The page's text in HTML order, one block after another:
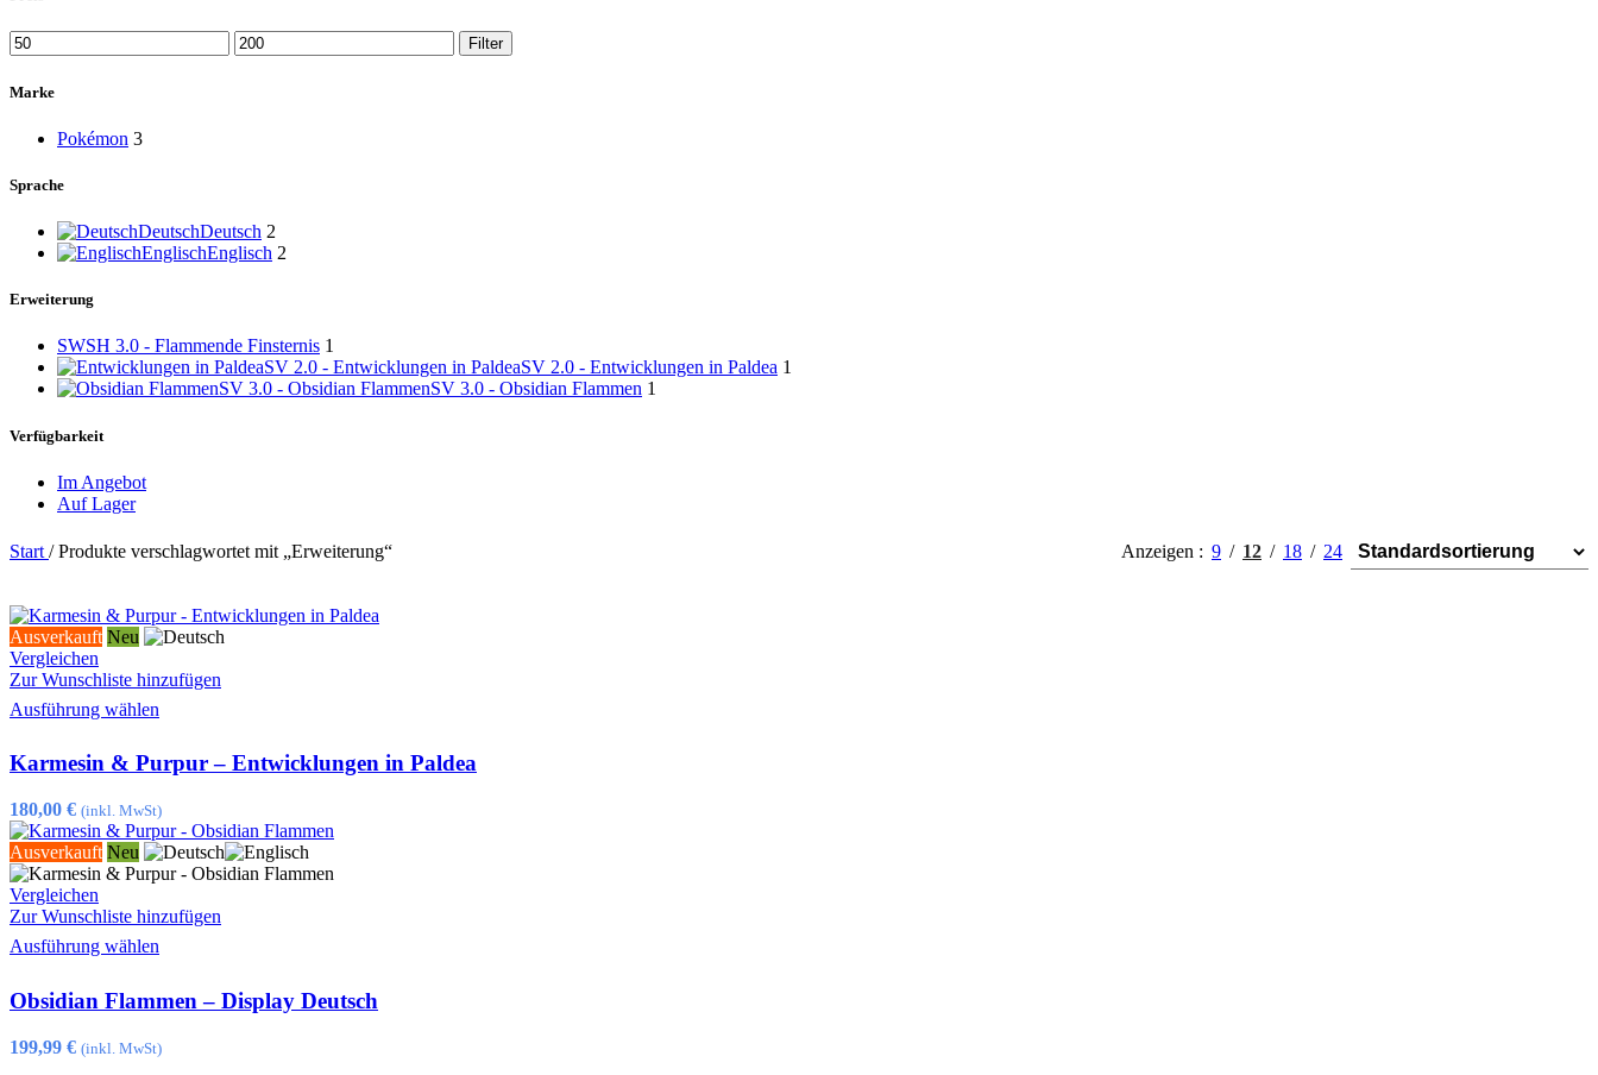
Min.
Preis
Max.
Preis
Filter
Marke
Pokémon 3
Sprache
DeutschDeutsch 2
EnglischEnglisch 2
Erweiterung
SWSH 3.0 - Flammende Finsternis 1
SV 2.0 - Entwicklungen in PaldeaSV 2.0 - Entwicklungen in Paldea 1
SV 3.0 - Obsidian FlammenSV 3.0 - Obsidian Flammen 1
Verfügbarkeit
Im Angebot
Auf Lager
Start / Produkte verschlagwortet mit „Erweiterung“ Anzeigen 9 12 18 24
Ausverkauft Neu
Vergleichen
Zur Wunschliste hinzufügen
Ausführung wählen
Produkt
mehrere
auf.
Die
Optionen
können
der
gewählt
Karmesin & Purpur – Entwicklungen in Paldea
180,00 € (inkl. MwSt)
Ausverkauft Neu
Vergleichen
Zur Wunschliste hinzufügen
Ausführung wählen
Produkt
mehrere
auf.
Obsidian Flammen – Display Deutsch
199,99 € (inkl. MwSt)